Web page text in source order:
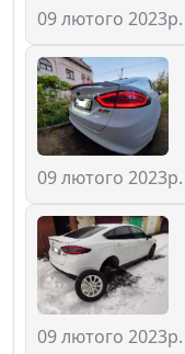
09 лютого 2023р.
09 лютого 2023р.
09 лютого 2023р.